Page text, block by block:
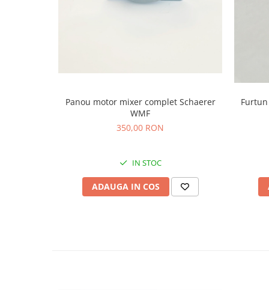
Panou motor mixer complet Schaerer
WMF
350,00 RON
IN STOC
ADAUGA IN COS